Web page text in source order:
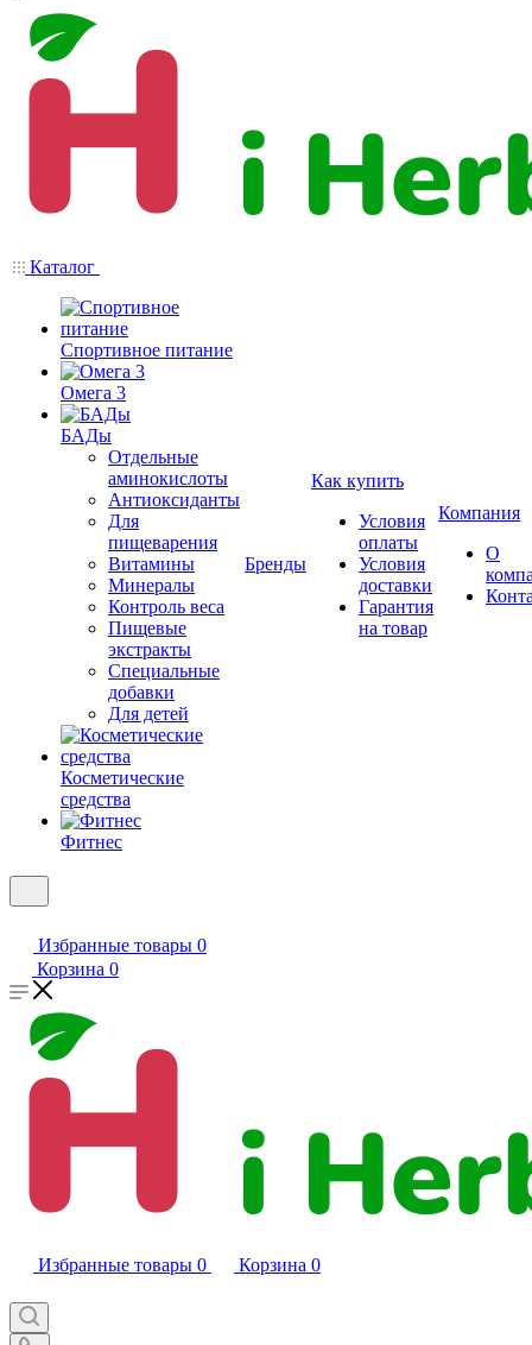
Каталог
Спортивное питание
Омега 3
БАДы
Отдельные
аминокислоты
Антиоксиданты
Для
пищеварения
Витамины
Минералы
Контроль веса
Пищевые
экстракты
Специальные
добавки
Для детей
Косметические
средства
Фитнес
Бренды
Как купить
Условия
оплаты
Условия
доставки
Гарантия
на товар
Компания
О
Избранные товары 0
Корзина 0
Избранные товары 0 Корзина 0